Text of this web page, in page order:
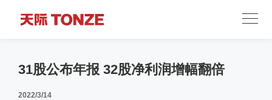
31股公布年报 32股净利润增幅翻倍
2022/3/14